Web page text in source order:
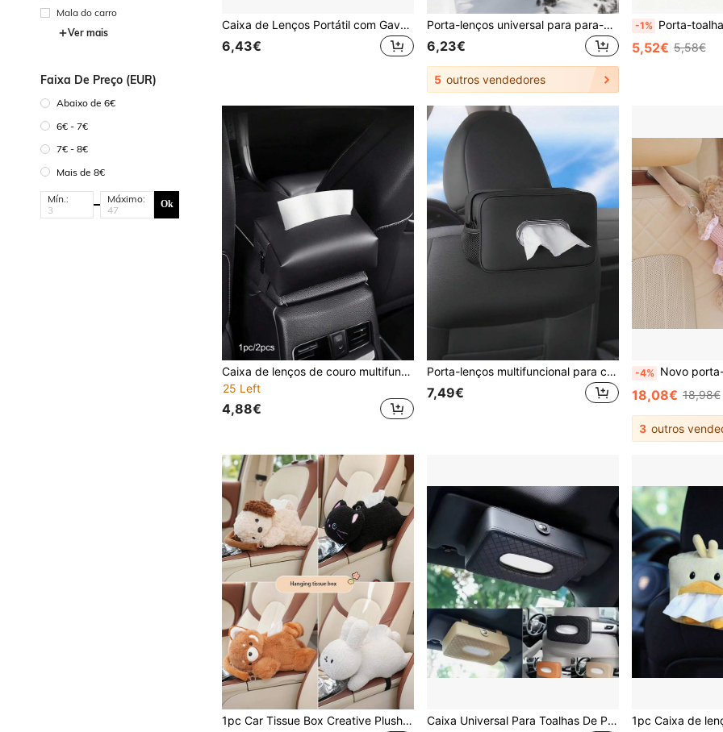
Mala do carro
Ver mais
Faixa De Preço (EUR)
Abaixo de 6€
6€ - 7€
7€ - 8€
Mais de 8€
Mín.: Máximo: Ok
Caixa de Lenços Portátil com Gaveta em Forma de Animal de Peluche Cartoon Fofo 2024, Caixa de Arrumação para Guardanapos de Carro, Decoração de Carro, Acessório Multifuncional para Carro
6,43€
Porta-lenços universal para para-sol de carro em formato de diamante - Armazenamento multifuncional, comporta óculos estilosos, máscaras, etc., feito de couro PU durável, forro macio, fecho de , instalação com clipe no encosto do banco, fácil acesso sem bloquear a visão, acompanha bolsa para pendurar, disponível em várias cores.
6,23€
5 outros vendedores
-1% Porta-toalhas de papel para carro, caixa de lenços
5,52€ 5,58€
Caixa de lenços de couro multifuncional para carro, caixa de lenços multifuncional para carro, suporte criativo de lenços para apoio de braço de carro, suporte de lenços montado no banco traseiro, bolsa de gaveta de apoio de braço para caixa de lenços de carro, tipo pendurado no encosto do banco do carro, bolsa de lenços para pala de sol, acessórios para carro
25 Left
4,88€
Porta-lenços multifuncional para carro - Porta-lenços para pendurar com 2 bolsos de tela, adequado para encosto de cabeça, apoio de braço e quebra-sol, organizador de armazenamento elegante para manter o interior do carro organizado.
7,49€
-4% Novo porta-lenços de pelúcia em formato de urso, um acessório decorativo perfeito para casa e
18,08€ 18,98€
3 outros
1pc Car Tissue Box Creative Plush Car Multifuncional Hanging Drawer Box Cartoon Armrest Box Car Tissue Gaveta Caixa Universal Para Toalhas De Papel Para Carro, Porta-Guardanapos, Dispensador De Papel Toalha Para Pendurar No Para-Sol Do Banco Traseiro, Caixa Para Toalhas De Papel Com Alça Traseira Para Banco De Carro